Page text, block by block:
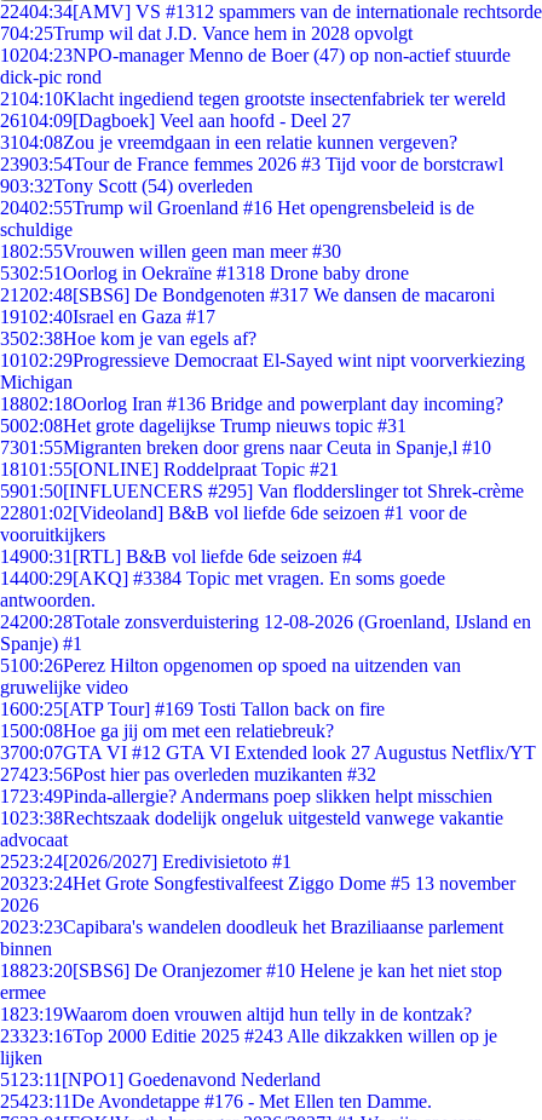
22404:34[AMV] VS #1312 spammers van de internationale rechtsorde
704:25Trump wil dat J.D. Vance hem in 2028 opvolgt
10204:23NPO-manager Menno de Boer (47) op non-actief stuurde
dick-pic rond
2104:10Klacht ingediend tegen grootste insectenfabriek ter wereld
26104:09[Dagboek] Veel aan hoofd - Deel 27
3104:08Zou je vreemdgaan in een relatie kunnen vergeven?
23903:54Tour de France femmes 2026 #3 Tijd voor de borstcrawl
903:32Tony Scott (54) overleden
20402:55Trump wil Groenland #16 Het opengrensbeleid is de
schuldige
1802:55Vrouwen willen geen man meer #30
5302:51Oorlog in Oekraïne #1318 Drone baby drone
21202:48[SBS6] De Bondgenoten #317 We dansen de macaroni
19102:40Israel en Gaza #17
3502:38Hoe kom je van egels af?
10102:29Progressieve Democraat El-Sayed wint nipt voorverkiezing
Michigan
18802:18Oorlog Iran #136 Bridge and powerplant day incoming?
5002:08Het grote dagelijkse Trump nieuws topic #31
7301:55Migranten breken door grens naar Ceuta in Spanje,l #10
18101:55[ONLINE] Roddelpraat Topic #21
5901:50[INFLUENCERS #295] Van flodderslinger tot Shrek-crème
22801:02[Videoland] B&B vol liefde 6de seizoen #1 voor de
vooruitkijkers
14900:31 [RTL] B&B vol liefde 6de seizoen #4
14400:29[AKQ] #3384 Topic met vragen. En soms goede
antwoorden.
24200:28Totale zonsverduistering 12-08-2026 (Groenland, IJsland en
Spanje) #1
5100:26Perez Hilton opgenomen op spoed na uitzenden van
gruwelijke video
1600:25[ATP Tour] #169 Tosti Tallon back on fire
1500:08Hoe ga jij om met een relatiebreuk?
3700:07GTA VI #12 GTA VI Extended look 27 Augustus Netflix/YT
27423:56Post hier pas overleden muzikanten #32
1723:49Pinda-allergie? Andermans poep slikken helpt misschien
1023:38Rechtszaak dodelijk ongeluk uitgesteld vanwege vakantie
advocaat
2523:24[2026/2027] Eredivisietoto #1
20323:24Het Grote Songfestivalfeest Ziggo Dome #5 13 november
2026
2023:23Capibara's wandelen doodleuk het Braziliaanse parlement
binnen
18823:20[SBS6] De Oranjezomer #10 Helene je kan het niet stop
ermee
1823:19Waarom doen vrouwen altijd hun telly in de kontzak?
23323:16Top 2000 Editie 2025 #243 Alle dikzakken willen op je
lijken
51 23:11 [NPO1] Goedenavond Nederland
25423:11De Avondetappe #176 - Met Ellen ten Damme.